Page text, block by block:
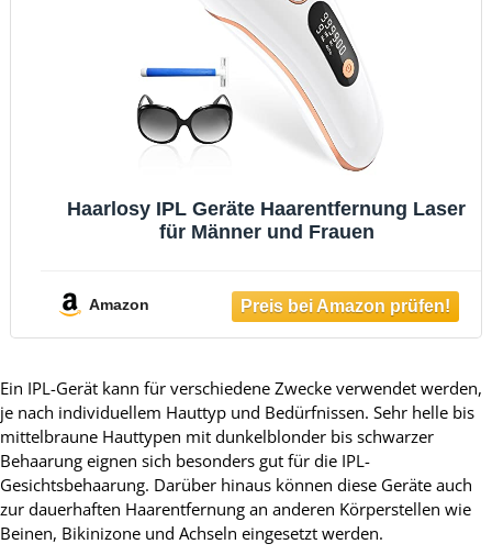
Haarlosy IPL Geräte Haarentfernung Laser
für Männer und Frauen
Amazon
Ein IPL-Gerät kann für verschiedene Zwecke verwendet werden,
je nach individuellem Hauttyp und Bedürfnissen. Sehr helle bis
mittelbraune Hauttypen mit dunkelblonder bis schwarzer
Behaarung eignen sich besonders gut für die IPL-
Gesichtsbehaarung. Darüber hinaus können diese Geräte auch
zur dauerhaften Haarentfernung an anderen Körperstellen wie
Beinen, Bikinizone und Achseln eingesetzt werden.